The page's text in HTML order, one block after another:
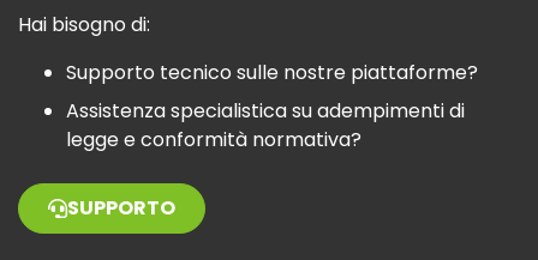
Hai bisogno di:
Supporto tecnico sulle nostre piattaforme?
Assistenza specialistica su adempimenti di
legge e conformità normativa?
SUPPORTO